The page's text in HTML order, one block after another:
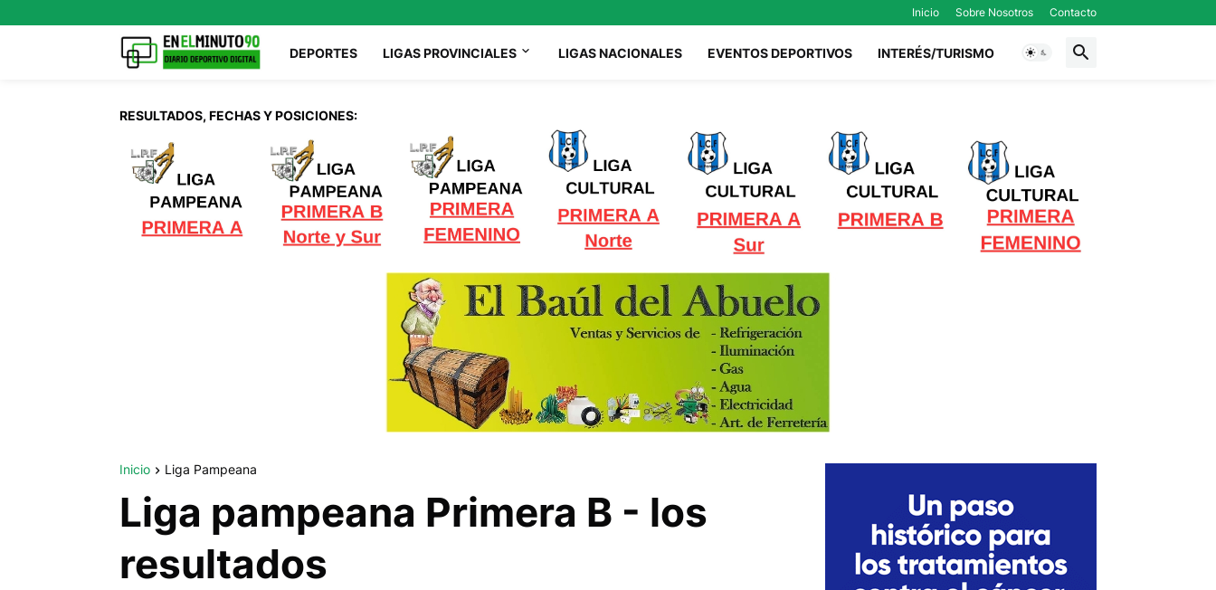
Inicio Sobre Nosotros Contacto
DEPORTES LIGAS PROVINCIALES LIGAS NACIONALES EVENTOS DEPORTIVOS INTERÉS/TURISMO
RESULTADOS, FECHAS Y POSICIONES:
Inicio Liga Pampeana
Liga pampeana Primera B - los
resultados